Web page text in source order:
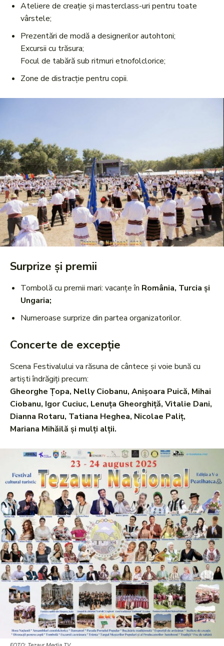
Ateliere de creație și masterclass-uri pentru toate
vârstele;
Prezentări de modă a designerilor autohtoni;
Excursii cu trăsura;
Focul de tabără sub ritmuri etnofolclorice;
Zone de distracție pentru copii.
Surprize și premii
Tombolă cu premii mari: vacanțe în România, Turcia și
Ungaria;
Numeroase surprize din partea organizatorilor.
Concerte de excepție
Scena Festivalului va răsuna de cântece și voie bună cu
artiști îndrăgiți precum:
Gheorghe Țopa, Nelly Ciobanu, Anișoara Puică, Mihai
Ciobanu, Igor Cuciuc, Lenuța Gheorghiță, Vitalie Dani,
Dianna Rotaru, Tatiana Heghea, Nicolae Paliț,
Mariana Mihăilă și mulți alții.